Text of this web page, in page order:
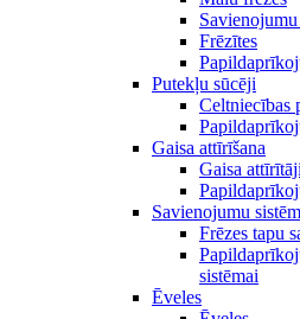
Frēzītes
Putekļu sūcēji
Celtniecības
Gaisa attīrīšana
Gaisa attīrītāji
Savienojumu
Frēzes tapu
sistēmai
Ēveles